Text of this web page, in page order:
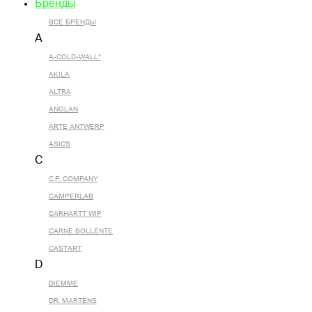
Бренды
ВСЕ БРЕНДЫ
A
A-COLD-WALL*
AKILA
ALTRA
ANGLAN
ARTE ANTWERP
ASICS
C
C.P. COMPANY
CAMPERLAB
CARHARTT WIP
CARNE BOLLENTE
CASTART
D
DIEMME
DR. MARTENS